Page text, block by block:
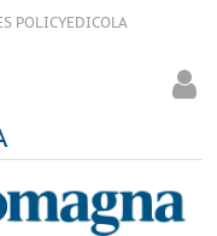
POLICYEDICOLA